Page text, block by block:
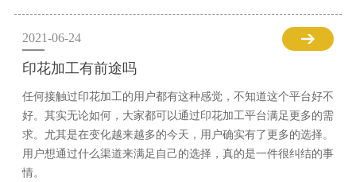
2021-06-24
印花加工有前途吗
任何接触过印花加工的用户都有这种感觉，不知道这个平台好不
好。其实无论如何，大家都可以通过印花加工平台满足更多的需
求。尤其是在变化越来越多的今天，用户确实有了更多的选择。
用户想通过什么渠道来满足自己的选择，真的是一件很纠结的事
情。